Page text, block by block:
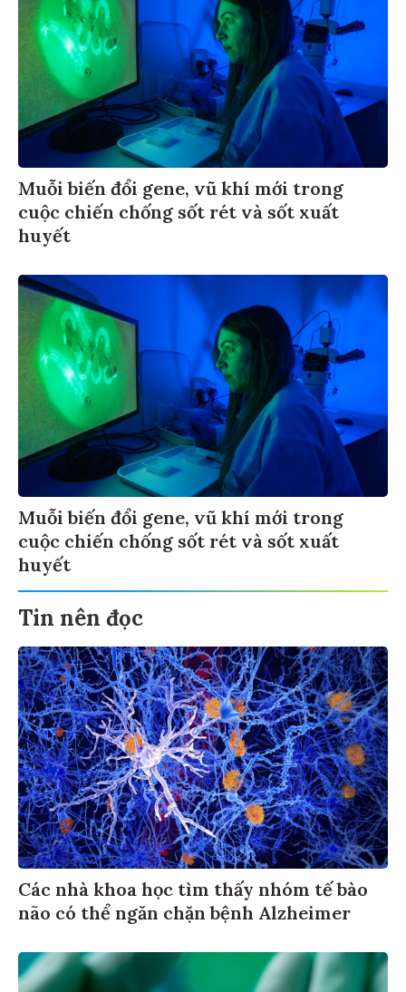
Muỗi biến đổi gene, vũ khí mới trong
cuộc chiến chống sốt rét và sốt xuất
huyết
Muỗi biến đổi gene, vũ khí mới trong
cuộc chiến chống sốt rét và sốt xuất
huyết
Tin nên đọc
Các nhà khoa học tìm thấy nhóm tế bào
não có thể ngăn chặn bệnh Alzheimer